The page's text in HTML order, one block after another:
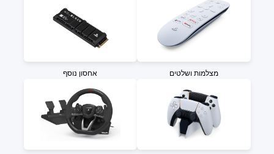
אחסון נוסף מצלמות ושלטים